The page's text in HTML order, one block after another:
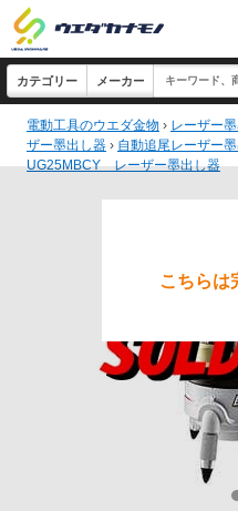
電動工具のウエダ金物 › レーザー
ザー墨出し器 › 自動追尾レーザー墨
UG25MBCY レーザー墨出し器
こちらは